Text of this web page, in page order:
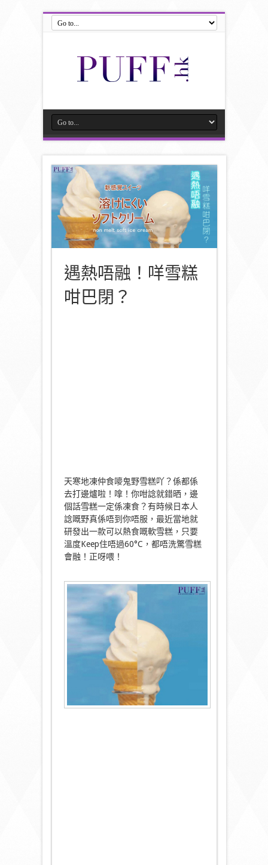
遇熱唔融！咩雪糕
咁巴閉？
天寒地凍仲食嘜鬼野雪糕吖？係都係
去打邊爐啦！嗱！你咁諗就錯晒，邊
個話雪糕一定係凍食？有時候日本人
諗嘅野真係唔到你唔服，最近當地就
研發出一款可以熱食嘅軟雪糕，只要
溫度Keep住唔過60°C，都唔洗驚雪糕
會融！正呀喂！